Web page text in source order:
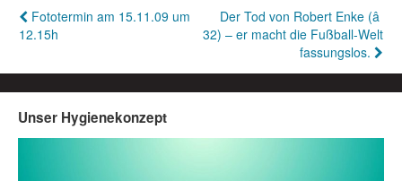
Beitragsnavigation
Fototermin am 15.11.09 um
12.15h
Der Tod von Robert Enke (â
32) – er macht die Fußball-Welt
fassungslos.
Unser Hygienekonzept